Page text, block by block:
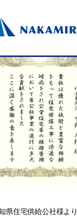
県住宅供給公社様より